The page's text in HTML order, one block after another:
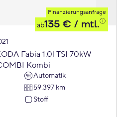
Finanzierungsanfrage
ab135 € / mtl.
Fabia 1.0l TSI 70kW
Kombi
Automatik
59.397 km
Stoff